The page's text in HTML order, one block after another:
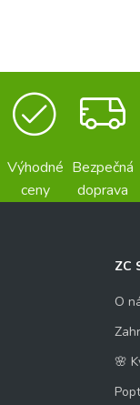
Výhodné
ceny
Bezpečná
doprava
ZC
O
🌸